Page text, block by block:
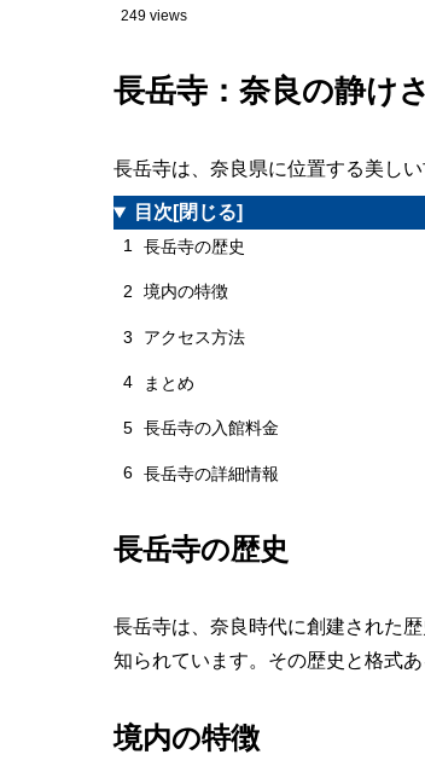
249 views
長岳寺：奈良の静け
長岳寺は、奈良県に位置する美しい
目次 [閉じる]
1 長岳寺の歴史
2 境内の特徴
3 アクセス方法
4 まとめ
5 長岳寺の入館料金
6 長岳寺の詳細情報
長岳寺の歴史
長岳寺は、奈良時代に創建された
知られています。その歴史と格式
境内の特徴